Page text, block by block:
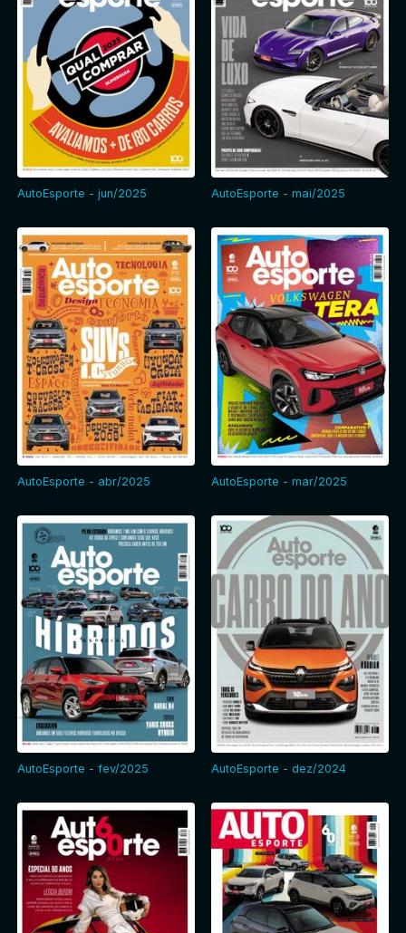
AutoEsporte - jun/2025 AutoEsporte - mai/2025
AutoEsporte - abr/2025 AutoEsporte - mar/2025
AutoEsporte - fev/2025 AutoEsporte - dez/2024